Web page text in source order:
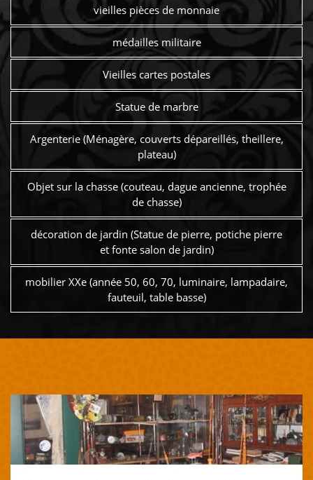
vieilles pièces de monnaie
médailles militaire
Vieilles cartes postales
Statue de marbre
Argenterie (Ménagère, couverts dépareillés, theillere,
plateau)
Objet sur la chasse (couteau, dague ancienne, trophée
de chasse)
décoration de jardin (Statue de pierre, potiche pierre
et fonte salon de jardin)
mobilier XXe (année 50, 60, 70, luminaire, lampadaire,
fauteuil, table basse)